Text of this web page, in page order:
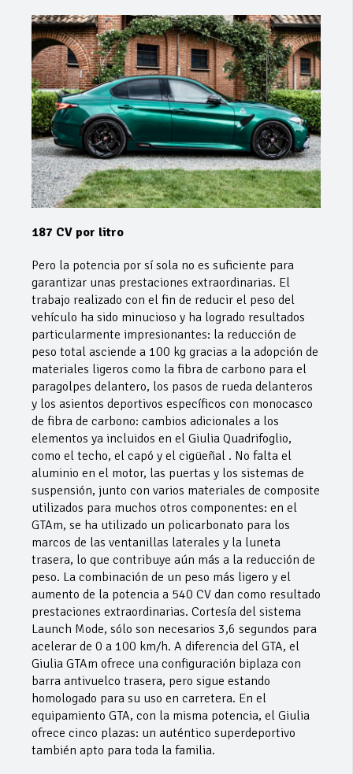
187 CV por litro
Pero la potencia por sí sola no es suficiente para
garantizar unas prestaciones extraordinarias. El
trabajo realizado con el fin de reducir el peso del
vehículo ha sido minucioso y ha logrado resultados
particularmente impresionantes: la reducción de
peso total asciende a 100 kg gracias a la adopción de
materiales ligeros como la fibra de carbono para el
paragolpes delantero, los pasos de rueda delanteros
y los asientos deportivos específicos con monocasco
de fibra de carbono: cambios adicionales a los
elementos ya incluidos en el Giulia Quadrifoglio,
como el techo, el capó y el cigüeñal . No falta el
aluminio en el motor, las puertas y los sistemas de
suspensión, junto con varios materiales de composite
utilizados para muchos otros componentes: en el
GTAm, se ha utilizado un policarbonato para los
marcos de las ventanillas laterales y la luneta
trasera, lo que contribuye aún más a la reducción de
peso. La combinación de un peso más ligero y el
aumento de la potencia a 540 CV dan como resultado
prestaciones extraordinarias. Cortesía del sistema
Launch Mode, sólo son necesarios 3,6 segundos para
acelerar de 0 a 100 km/h. A diferencia del GTA, el
Giulia GTAm ofrece una configuración biplaza con
barra antivuelco trasera, pero sigue estando
homologado para su uso en carretera. En el
equipamiento GTA, con la misma potencia, el Giulia
ofrece cinco plazas: un auténtico superdeportivo
también apto para toda la familia.